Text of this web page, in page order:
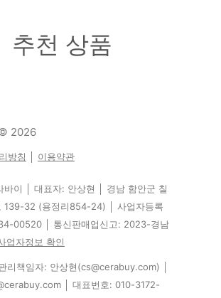
추천 상품
2026
방침 이용약관
바이 │ 대표자: 안상현 │ 경남 함안군 칠
139-32 (용정리854-24) │ 사업자등록
00520 │ 통신판매업신고: 2023-경남
업자정보 확인
리책임자: 안상현(cs@cerabuy.com) │
│ 대표번호: 010-3172-